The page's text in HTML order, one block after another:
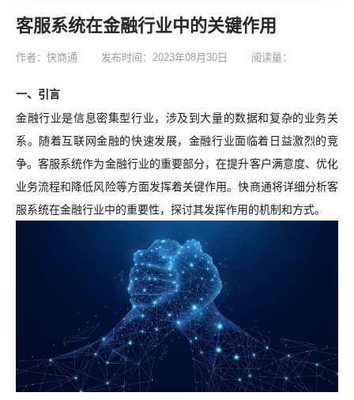
客服系统在金融行业中的关键作用
作者：快商通 发布时间：2023年08月30日 阅读量：
一、引言
金融行业是信息密集型行业，涉及到大量的数据和复杂的业务关
系。随着互联网金融的快速发展，金融行业面临着日益激烈的竞
争。客服系统作为金融行业的重要部分，在提升客户满意度、优化
业务流程和降低风险等方面发挥着关键作用。快商通将详细分析客
服系统在金融行业中的重要性，探讨其发挥作用的机制和方式。